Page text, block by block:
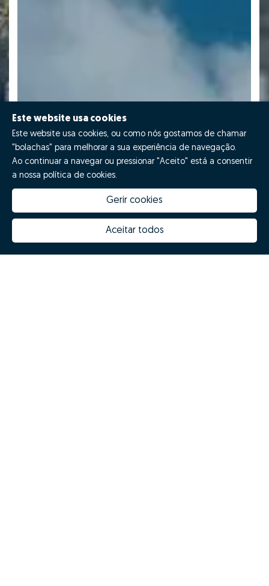
Este website usa cookies
Este website usa cookies, ou como nós gostamos de chamar
"bolachas" para melhorar a sua experiência de navegação.
Ao continuar a navegar ou pressionar "Aceito" está a consentir
a nossa política de cookies.
Gerir cookies
Aceitar todos